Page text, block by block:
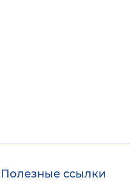
Полезные ссылки